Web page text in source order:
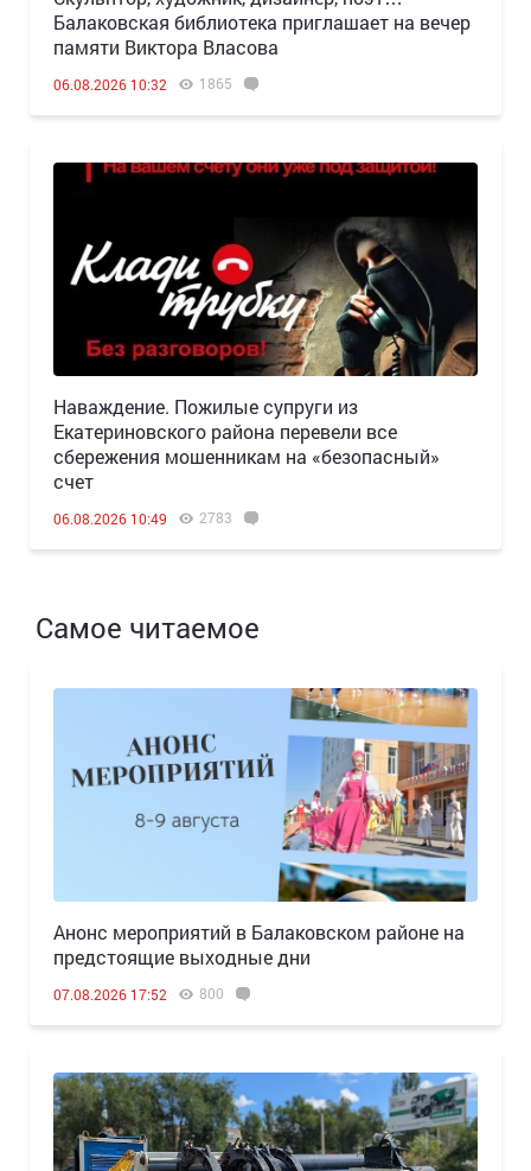
Балаковская библиотека приглашает на вечер
памяти Виктора Власова
06.08.2026 10:32 1865
Наваждение. Пожилые супруги из
Екатериновского района перевели все
сбережения мошенникам на «безопасный»
счет
06.08.2026 10:49 2783
Самое читаемое
Анонс мероприятий в Балаковском районе на
предстоящие выходные дни
07.08.2026 17:52 800